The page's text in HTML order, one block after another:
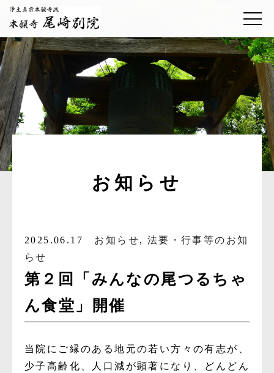
お知らせ
2025.06.17 お知らせ, 法要・行事等のお知
らせ
第２回「みんなの尾つるちゃ
ん食堂」開催
当院にご縁のある地元の若い方々の有志が、
少子高齢化、人口減が顕著になり、どんどん